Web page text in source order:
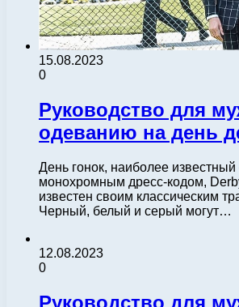
15.08.2023
0
Руководство для
одеванию на день
День гонок, наиболее
монохромным дресс-кодом,
известен своим классическим
Черный, белый и серый могут…
12.08.2023
0
Руководство для